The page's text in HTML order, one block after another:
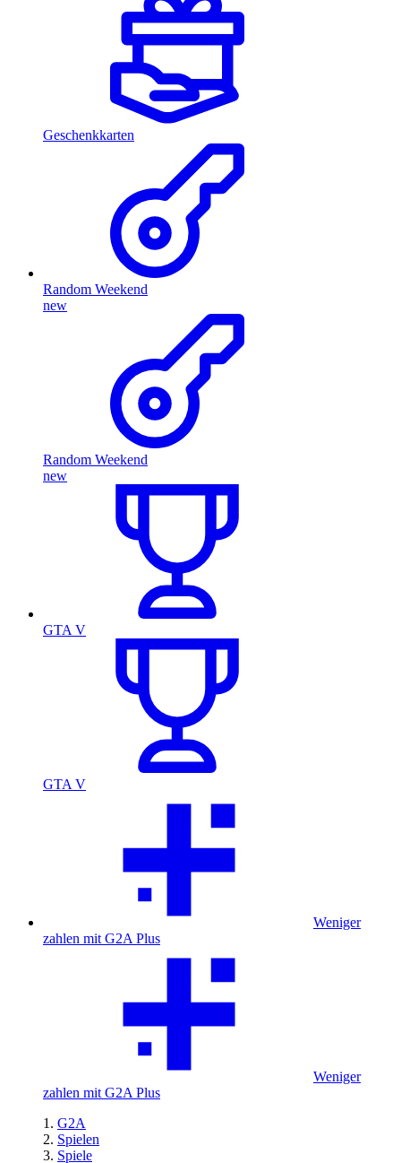
Geschenkkarten
Random Weekend
new
Random Weekend
new
GTA V
GTA V
Weniger
zahlen mit G2A Plus
Weniger
zahlen mit G2A Plus
G2A
Spielen
Spiele